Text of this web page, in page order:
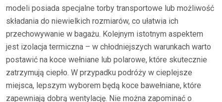
modeli posiada specjalne torby transportowe lub możliwość
składania do niewielkich rozmiarów, co ułatwia ich
przechowywanie w bagażu. Kolejnym istotnym aspektem
jest izolacja termiczna – w chłodniejszych warunkach warto
postawić na koce wełniane lub polarowe, które skutecznie
zatrzymują ciepło. W przypadku podróży w cieplejsze
miejsca, lepszym wyborem będą koce bawełniane, które
zapewniają dobrą wentylację. Nie można zapominać o